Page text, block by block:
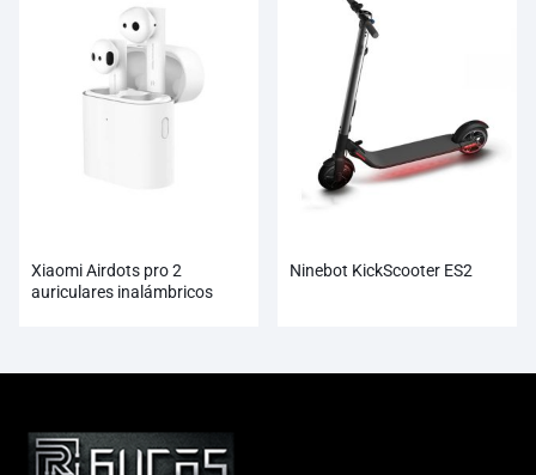
Xiaomi Airdots pro 2
auriculares inalámbricos
Ninebot KickScooter ES2